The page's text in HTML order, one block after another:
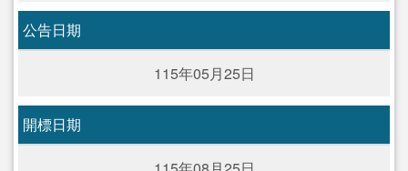
公告日期
115年05月25日
開標日期